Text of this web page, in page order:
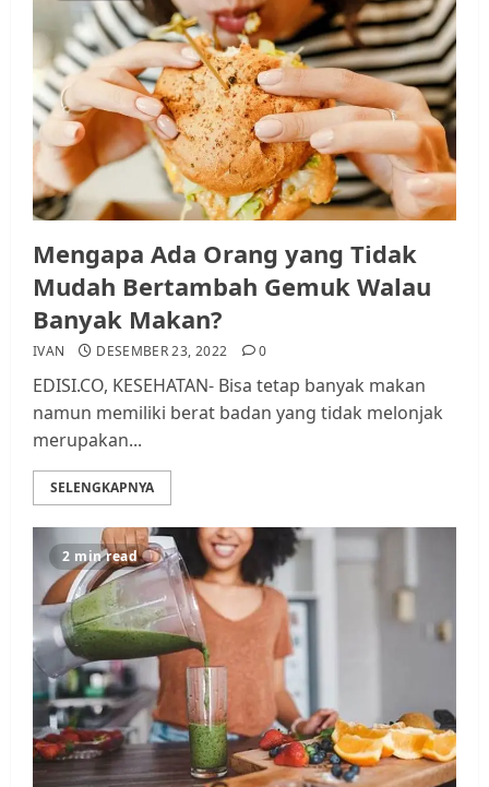
Mengapa Ada Orang yang Tidak
Mudah Bertambah Gemuk Walau
Banyak Makan?
IVAN DESEMBER 23, 2022 0
EDISI.CO, KESEHATAN- Bisa tetap banyak makan
namun memiliki berat badan yang tidak melonjak
merupakan...
SELENGKAPNYA
2 min read